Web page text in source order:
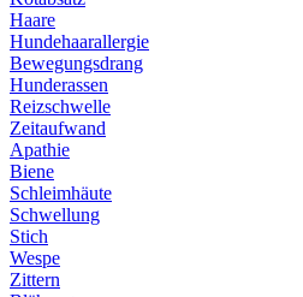
Haare
Hundehaarallergie
Bewegungsdrang
Hunderassen
Reizschwelle
Zeitaufwand
Apathie
Biene
Schleimhäute
Schwellung
Stich
Wespe
Zittern